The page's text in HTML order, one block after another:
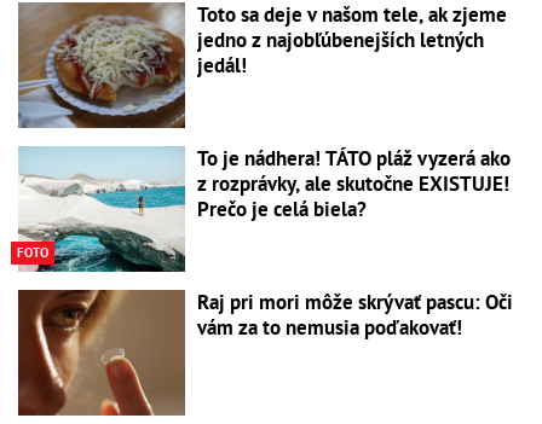
Toto sa deje v našom tele, ak zjeme
jedno z najobľúbenejších letných
jedál!
FOTO
To je nádhera! TÁTO pláž vyzerá ako
z rozprávky, ale skutočne EXISTUJE!
Prečo je celá biela?
Raj pri mori môže skrývať pascu: Oči
vám za to nemusia poďakovať!